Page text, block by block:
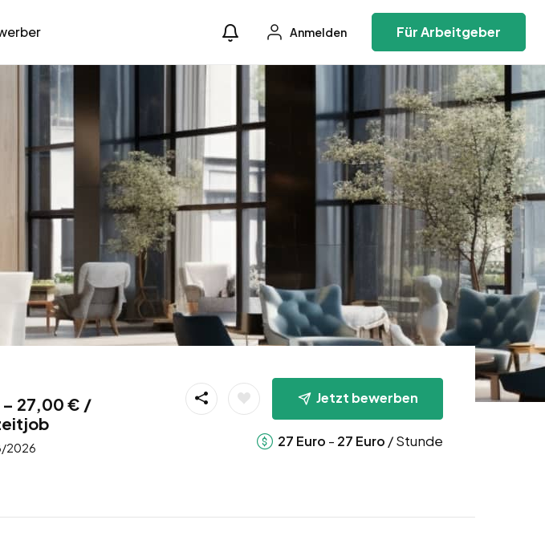
Anmelden Für Arbeitgeber
27,00 € /
2026
Jetzt bewerben
27 Euro - 27 Euro / Stunde